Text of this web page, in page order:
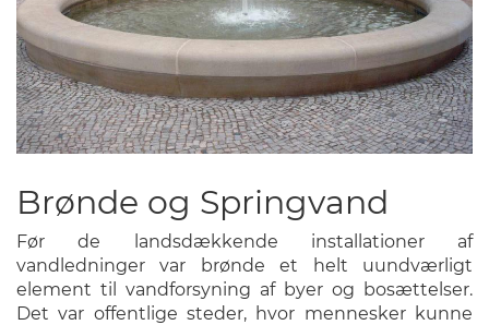
Brønde og Springvand
Før de landsdækkende installationer af
vandledninger var brønde et helt uundværligt
element til vandforsyning af byer og bosættelser.
Det var offentlige steder, hvor mennesker kunne